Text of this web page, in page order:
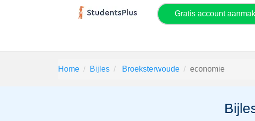
Gratis account
Home Bijles Broeksterwoude economie